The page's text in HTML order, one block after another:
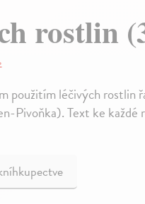
rostlin
použitím léčivých rostlin
Pivoňka). Text ke každé